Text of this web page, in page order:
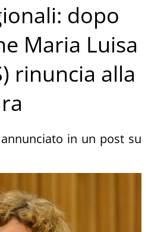
dopo
Maria Luisa
rinuncia alla
in un post su